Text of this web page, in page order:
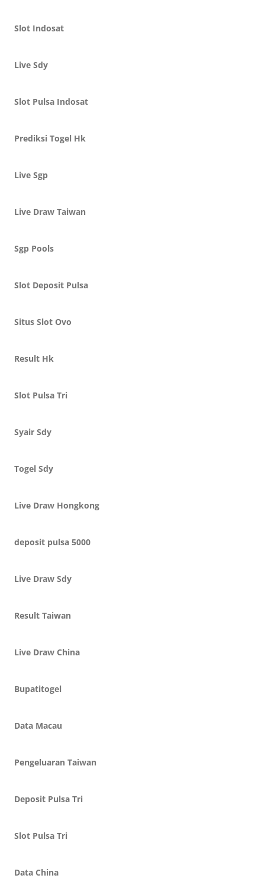
Slot Indosat
Live Sdy
Slot Pulsa Indosat
Prediksi Togel Hk
Live Sgp
Live Draw Taiwan
Sgp Pools
Slot Deposit Pulsa
Situs Slot Ovo
Result Hk
Slot Pulsa Tri
Syair Sdy
Togel Sdy
Live Draw Hongkong
deposit pulsa 5000
Live Draw Sdy
Result Taiwan
Live Draw China
Bupatitogel
Data Macau
Pengeluaran Taiwan
Deposit Pulsa Tri
Slot Pulsa Tri
Data China